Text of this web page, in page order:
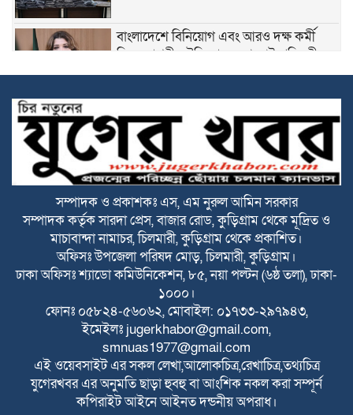
বাংলাদেশে বিনিয়োগ এবং আরও দক্ষ কর্মী
নিতে আগ্রহী সৌদি আরব : পররাষ্ট্র প্রতিমন্ত্রী
ঐতিহাসিক জুলাই গণঅভ্যুত্থান দিবস আজ
জুলাই গণঅভ্যুত্থান স্মৃতি জাদুঘর উদ্বোধন
করলেন প্রধানমন্ত্রী
উলিপুরে ধর্ষণের অভিযোগে অভিযুক্তকে
গ্রেফতারের দাবিতে মানববন্ধন
রাজারহাটে ৩ সপ্তাহ ধরে বন্ধ মিড ডে মিলের
বিস্কুট বিতরণ
প্রত্যন্ত চরাঞ্চল নারায়নপুরে জেলা প্রশাসকের
পরিদর্শন: নারীদের কর্মসংস্থানে প্রশিক্ষণ
উদ্বোধন
সম্পাদক ও প্রকাশকঃ এস, এম নুরুল আমিন সরকার
সম্পাদক কর্তৃক সারদা প্রেস, বাজার রোড, কুড়িগ্রাম থেকে মূদ্রিত ও
মাচাবান্দা নামাচর, চিলমারী, কুড়িগ্রাম থেকে প্রকাশিত।
অফিসঃ উপজেলা পরিষদ মোড়, চিলমারী, কুড়িগ্রাম।
ঢাকা অফিসঃ শ্যাডো কমিউনিকেশন, ৮৫, নয়া পল্টন (৬ষ্ঠ তলা), ঢাকা-
১০০০।
ফোনঃ ০৫৮২৪-৫৬০৬২, মোবাইল: ০১৭৩৩-২৯৭৯৪৩,
ইমেইলঃ jugerkhabor@gmail.com,
smnuas1977@gmail.com
এই ওয়েবসাইট এর সকল লেখা,আলোকচিত্র,রেখাচিত্র,তথ্যচিত্র
যুগেরখবর এর অনুমতি ছাড়া হুবহু বা আংশিক নকল করা সম্পূর্ন
কপিরাইট আইনে আইনত দন্ডনীয় অপরাধ।